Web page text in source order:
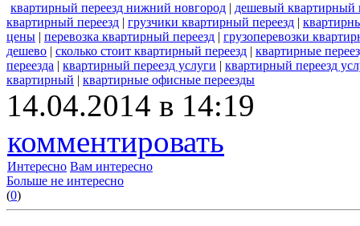
квартирный переезд нижний новгород | дешевый квартирный
квартирный переезд | грузчики квартирный переезд |
цены | перевозка квартирный переезд | грузоперевозки
дешево | сколько стоит квартирный переезд | квартирные
переезда | квартирный переезд услуги | квартирный переезд
квартирный | квартирные офисные переезды
14.04.2014 в 14:19
комментировать
Интересно Вам интересно
Больше не интересно
(0)